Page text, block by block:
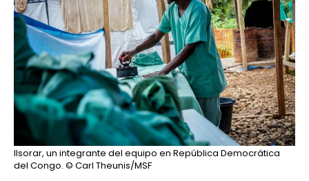
Ilsorar, un integrante del equipo en República Democrática
del Congo. © Carl Theunis/MSF